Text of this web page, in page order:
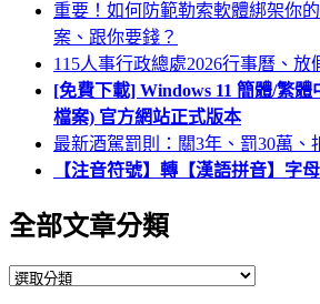
重要！如何防範勒索軟體綁架你
案、跟你要錢？
115人事行政總處2026行事曆、放
[免費下載] Windows 11 簡體/繁
檔案) 官方網站正式版本
最新酒駕罰則：關3年、罰30萬、
【注音符號】轉【漢語拼音】字
全部文章分類
全